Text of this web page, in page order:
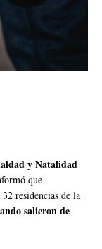
y Natalidad
que
residencias de la
salieron de